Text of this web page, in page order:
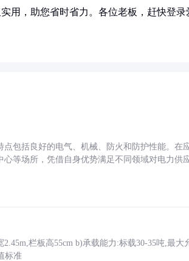
用，助您省时省力。各位老板，赶快登
包括良好的电气、机械、防火和防护性能。在
等场所，凭借自身优势满足不同领域对电力供
栏板高55cm b)承载能力:标载30-35吨,最大
标准